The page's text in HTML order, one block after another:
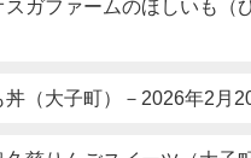
ガファームのほしいも（
（大子町）－2026年2月